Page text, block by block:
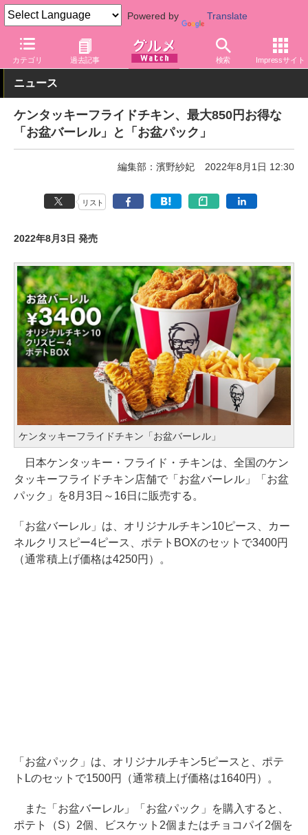
Powered by Translate
カテゴリ 過去記事 検索 Impressサイト
グルメ Watch 店舗 ファストフード ケンタッキーフライドチキ
ニュース
ケンタッキーフライドチキン、最大850円お得な
「お盆バーレル」と「お盆パック」
編集部：濱野紗妃 2022年8月1日 12:30
リスト
2022年8月3日 発売
ケンタッキーフライドチキン「お盆バーレル」
日本ケンタッキー・フライド・チキンは、全国のケン
タッキーフライドチキン店舗で「お盆バーレル」「お盆
パック」を8月3日～16日に販売する。
「お盆バーレル」は、オリジナルチキン10ピース、カー
ネルクリスピー4ピース、ポテトBOXのセットで3400円
（通常積上げ価格は4250円）。
「お盆パック」は、オリジナルチキン5ピースと、ポテ
トLのセットで1500円（通常積上げ価格は1640円）。
また「お盆バーレル」「お盆パック」を購入すると、
ポテト（S）2個、ビスケット2個またはチョコパイ2個を